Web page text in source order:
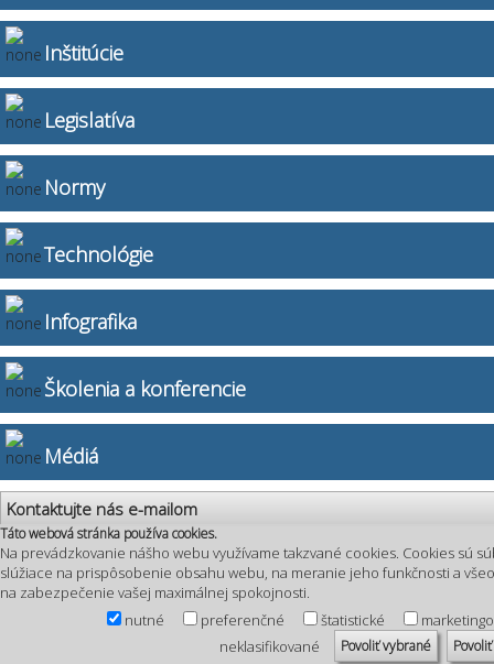
Táto webová stránka používa cookies.
Na prevádzkovanie nášho webu využívame takzvané cookies. Cookies sú
slúžiace na prispôsobenie obsahu webu, na meranie jeho funkčnosti a
na zabezpečenie vašej maximálnej spokojnosti.
nutné
preferenčné štatistické
neklasifikované
Povoliť vybrané
Inštitúcie
Legislatíva
Normy
Technológie
Infografika
Školenia a konferencie
Médiá
Kontaktujte nás e-mailom